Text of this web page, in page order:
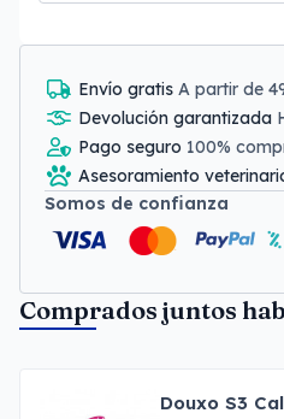
Envío gratis A partir de
Devolución garantizada
Pago seguro 100%
Asesoramiento
Somos de confianza
Comprados juntos
Douxo S3